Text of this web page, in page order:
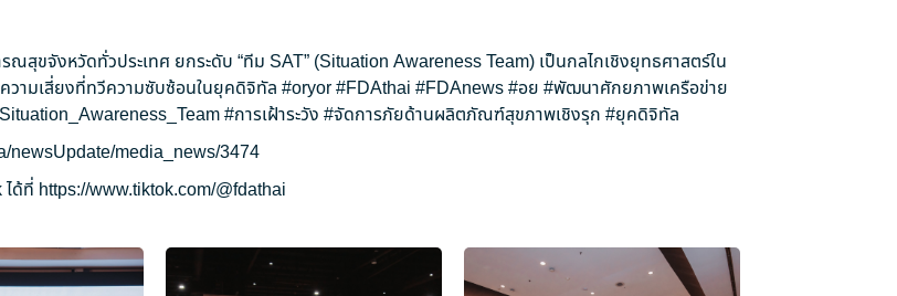
ขจังหวัดทั่วประเทศ ยกระดับ “ทีม SAT” (Situation Awareness Team) เป็นกลไกเชิงยุทธศาสตร์ใน
วามเสี่ยงที่ทวีความซับซ้อนในยุคดิจิทัล #oryor#FDAthai #FDAnews#อย #พัฒนาศักยภาพเครือข่าย
#การเฝ้าระวัง #จัดการภัยด้านผลิตภัณฑ์สุขภาพเชิงรุก #ยุคดิจิทัล
newsUpdate/media_news/3474
ด้ที่ https://www.tiktok.com/@fdathai